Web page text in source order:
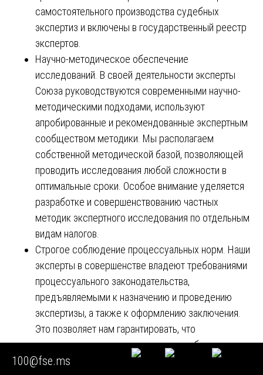
самостоятельного производства судебных
экспертиз и включены в государственный реестр
экспертов.
Научно-методическое обеспечение
исследований. В своей деятельности эксперты
Союза руководствуются современными научно-
методическими подходами, используют
апробированные и рекомендованные экспертным
сообществом методики. Мы располагаем
собственной методической базой, позволяющей
проводить исследования любой сложности в
оптимальные сроки. Особое внимание уделяется
разработке и совершенствованию частных
методик экспертного исследования по отдельным
видам налогов.
Строгое соблюдение процессуальных норм. Наши
эксперты в совершенстве владеют требованиями
процессуального законодательства,
предъявляемыми к назначению и проведению
экспертизы, а также к оформлению заключения.
Это позволяет нам гарантировать, что
подготовленное нами заключение не будет
признано недопустимым доказательством по
100@fse.ms